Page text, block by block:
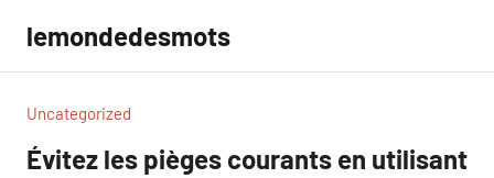
contenu
lemondedesmots
Uncategorized
Évitez les pièges courants en utilisant